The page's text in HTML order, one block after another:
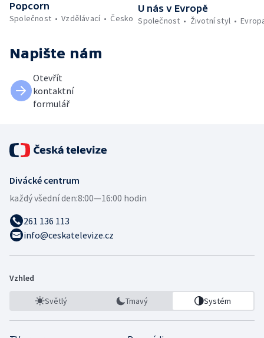
Popcorn
Společnost
Vzdělávací Česko
U nás v Evropě
Společnost
Životní styl
Napište nám
Otevřít
kontaktní
formulář
Divácké centrum
každý všední den:8:00—16:00 hodin
261 136 113
info@ceskatelevize.cz
Vzhled
Světlý Tmavý Systém